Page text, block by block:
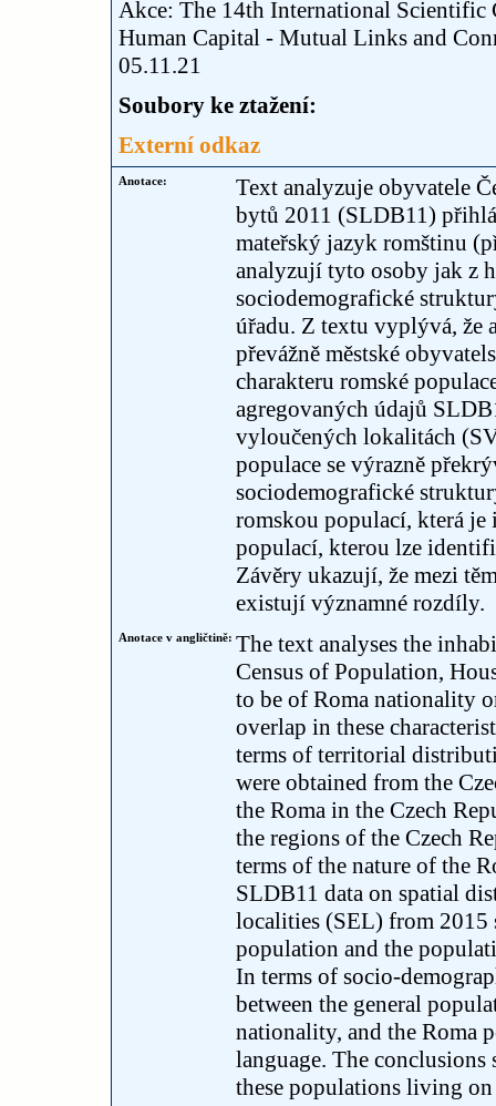
Akce: The 14th International
Human Capital - Mutual Links and
05.11.21
Soubory ke ztažení:
Externí odkaz
Anotace:
Text analyzuje obyvatele
bytů 2011 (SLDB11)
mateřský jazyk romštinu
analyzují tyto osoby jak z
sociodemografické
úřadu. Z textu vyplývá, že
převážně městské
charakteru romské
agregovaných údajů
vyloučených lokalitách
populace se výrazně
sociodemografické
romskou populací, která
populací, kterou lze
Závěry ukazují, že mezi
existují významné rozdíly.
Anotace v angličtině: The text analyses the
Census of Population,
to be of Roma nationality
overlap in these
terms of territorial
were obtained from the
the Roma in the Czech
the regions of the Czech
terms of the nature of the
SLDB11 data on spatial
localities (SEL) from 2015
population and the
In terms of socio-
between the general
nationality, and the Roma
language. The
these populations living